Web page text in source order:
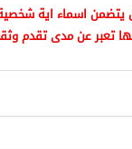
اسماء اية شخصية
تعبر عن مدى تقدم